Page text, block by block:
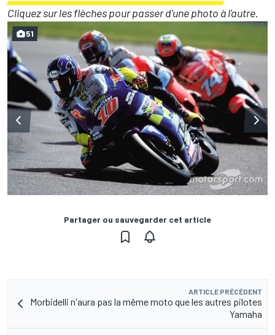
Cliquez sur les flèches pour passer d'une photo à l'autre.
51
Partager ou sauvegarder cet article
ARTICLE PRÉCÉDENT
Morbidelli n'aura pas la même moto que les autres pilotes
Yamaha